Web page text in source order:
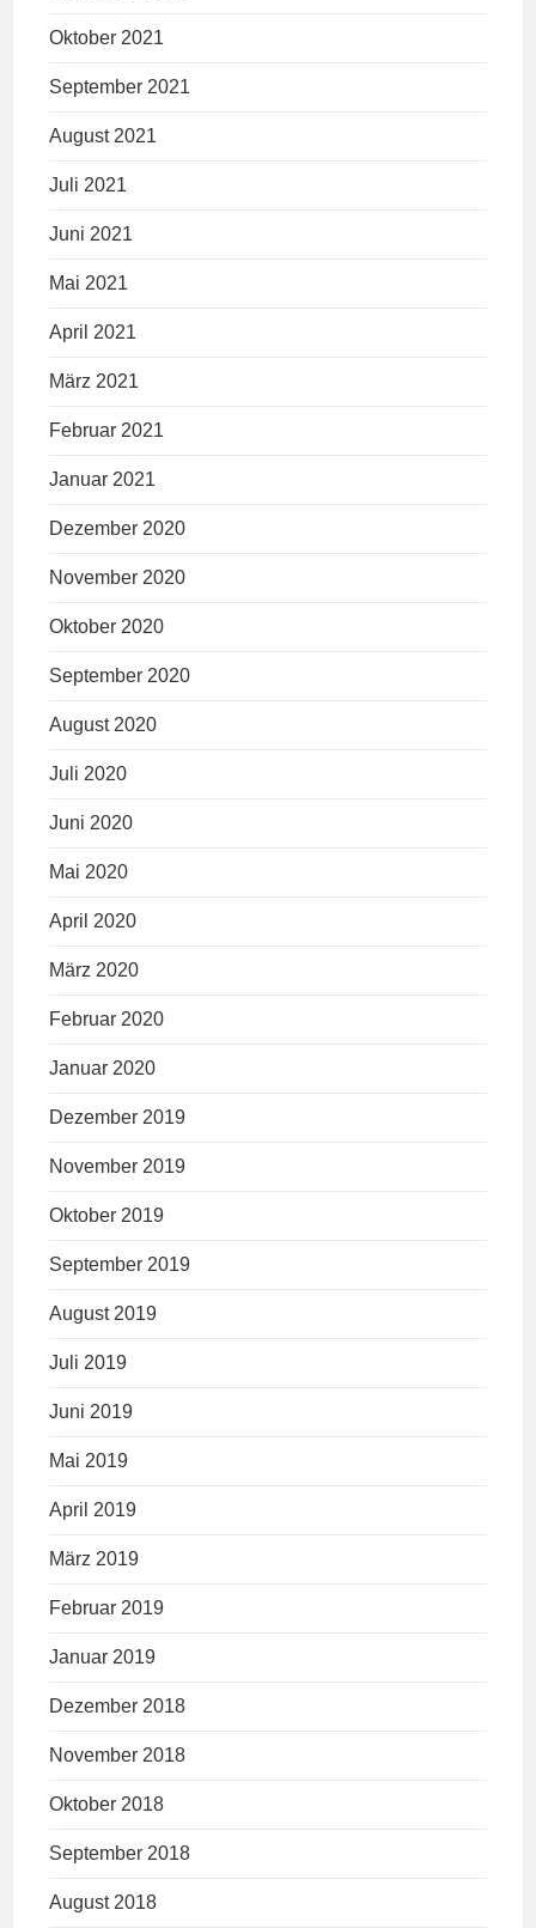
Oktober 2021
September 2021
August 2021
Juli 2021
Juni 2021
Mai 2021
April 2021
März 2021
Februar 2021
Januar 2021
Dezember 2020
November 2020
Oktober 2020
September 2020
August 2020
Juli 2020
Juni 2020
Mai 2020
April 2020
März 2020
Februar 2020
Januar 2020
Dezember 2019
November 2019
Oktober 2019
September 2019
August 2019
Juli 2019
Juni 2019
Mai 2019
April 2019
März 2019
Februar 2019
Januar 2019
Dezember 2018
November 2018
Oktober 2018
September 2018
August 2018